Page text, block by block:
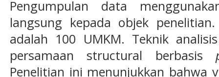
Pengumpulan data
langsung kepada objek
adalah 100 UMKM. Teknik
persamaan structural berbasis
Penelitian ini menunjukkan bahwa